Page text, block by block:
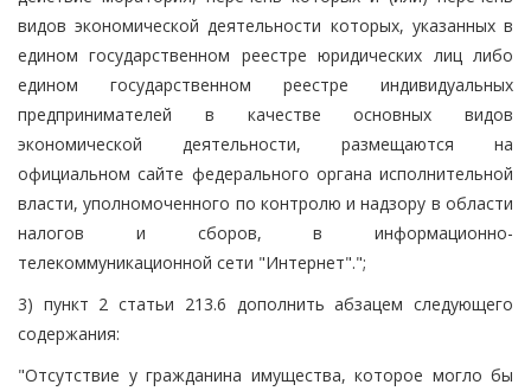
видов экономической деятельности которых, указанных в
едином государственном реестре юридических лиц либо
едином государственном реестре индивидуальных
предпринимателей в качестве основных видов
экономической деятельности, размещаются на
официальном сайте федерального органа исполнительной
власти, уполномоченного по контролю и надзору в области
налогов и сборов, в информационно-
телекоммуникационной сети "Интернет".";
3) пункт 2 статьи 213.6 дополнить абзацем следующего
содержания:
"Отсутствие у гражданина имущества, которое могло бы